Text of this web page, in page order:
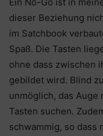
dieser Beziehung
im Satchbook
Spaß. Die Tasten
ohne dass zwischen
gebildet wird. Blind
unmöglich, das Auge
Tasten suchen.
schwammig, so dass